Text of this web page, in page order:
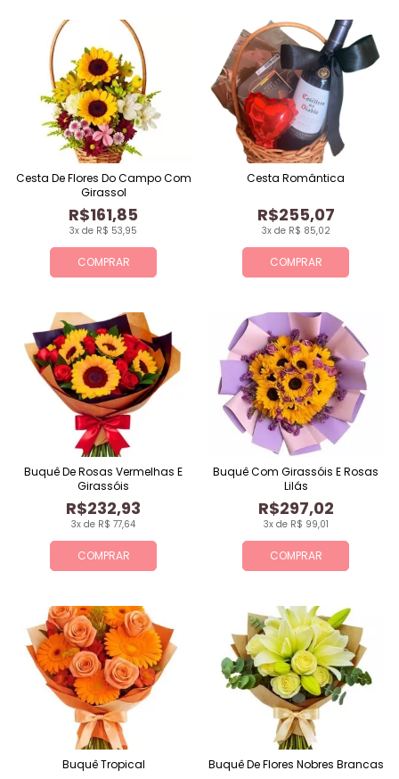
COMPRAR
3x de R$ 53,95
R$161,85
Cesta De Flores Do Campo Com
Girassol
COMPRAR
3x de R$ 85,02
R$255,07
Cesta Romântica
COMPRAR
3x de R$ 77,64
R$232,93
Buquê De Rosas Vermelhas E
Girassóis
COMPRAR
3x de R$ 99,01
R$297,02
Buquê Com Girassóis E Rosas
Lilás
Buquê Tropical Buquê De Flores Nobres Brancas